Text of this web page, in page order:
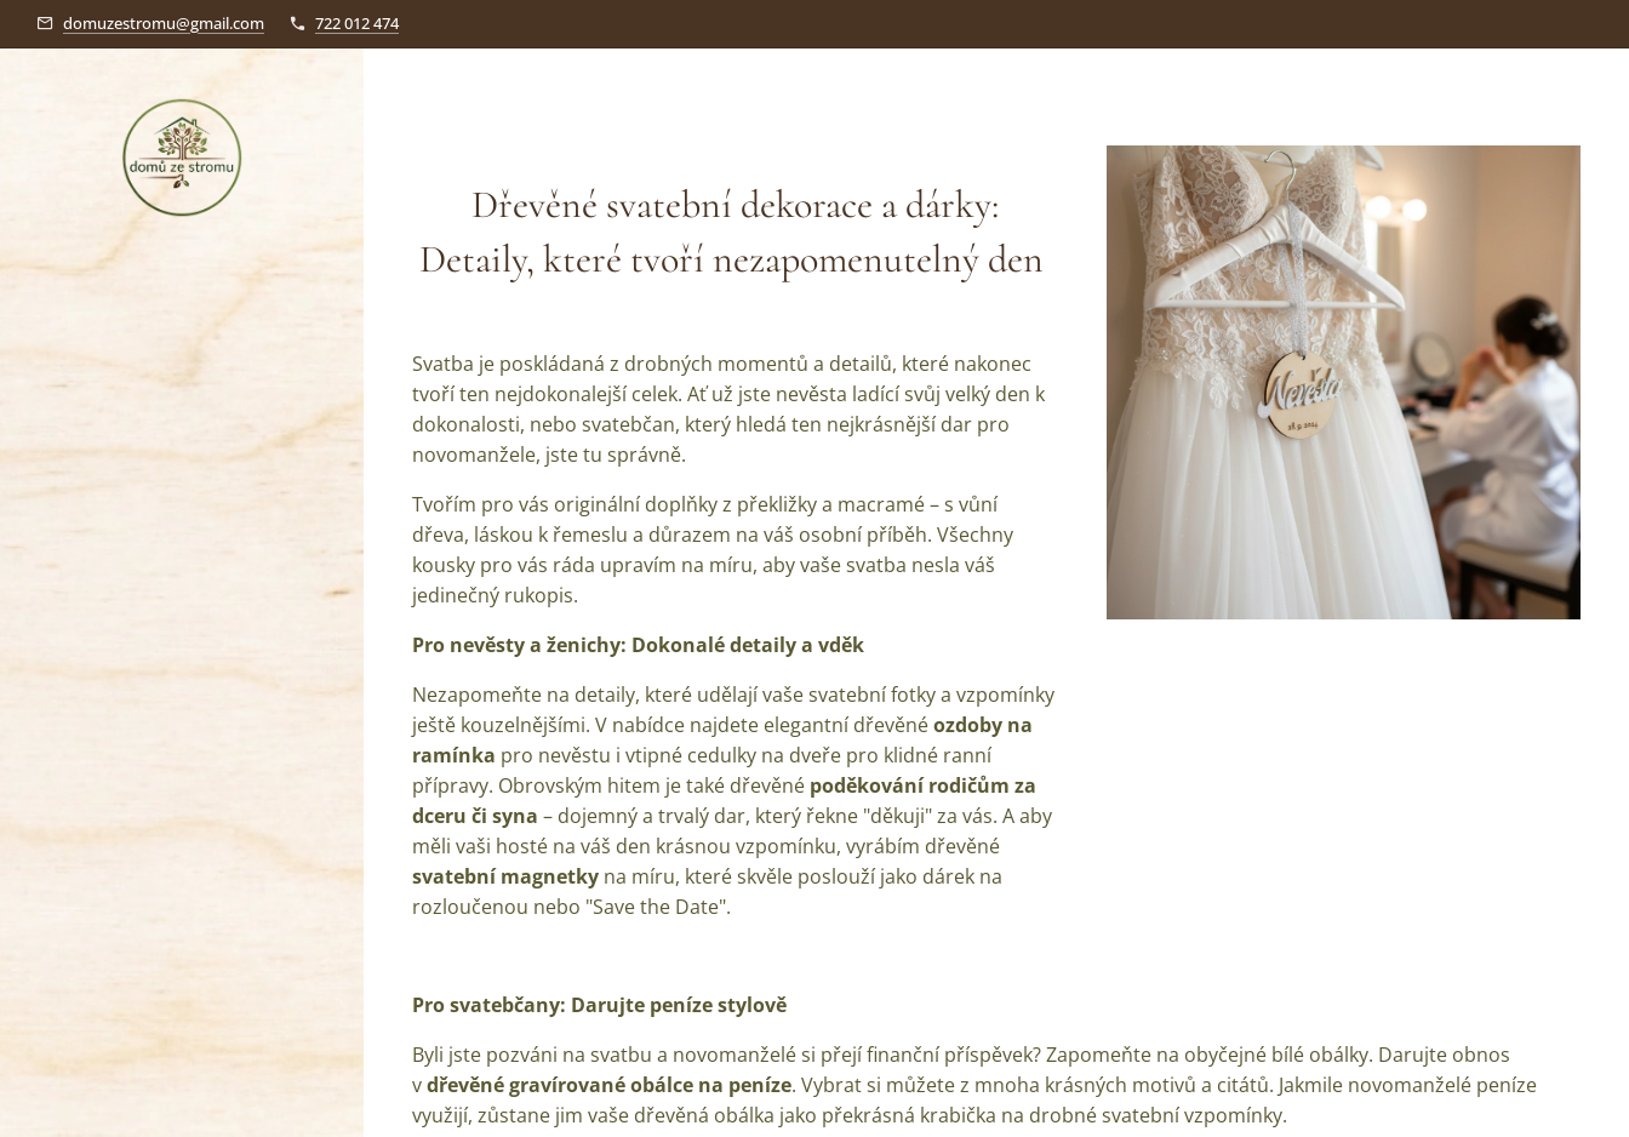
domuzestromu@gmail.com 722 012 474
Dřevěné svatební dekorace a dárky:
Detaily, které tvoří nezapomenutelný den
Svatba je poskládaná z drobných momentů a detailů, které nakonec
tvoří ten nejdokonalejší celek. Ať už jste nevěsta ladící svůj velký den k
dokonalosti, nebo svatebčan, který hledá ten nejkrásnější dar pro
novomanžele, jste tu správně.
Tvořím pro vás originální doplňky z překližky a macramé – s vůní
dřeva, láskou k řemeslu a důrazem na váš osobní příběh. Všechny
kousky pro vás ráda upravím na míru, aby vaše svatba nesla váš
jedinečný rukopis.
Pro nevěsty a ženichy: Dokonalé detaily a vděk
Nezapomeňte na detaily, které udělají vaše svatební fotky a vzpomínky
ještě kouzelnějšími. V nabídce najdete elegantní dřevěnéozdoby na
ramínka pro nevěstu i vtipné cedulky na dveře pro klidné ranní
přípravy. Obrovským hitem je také dřevěné poděkování rodičům za
dceru či syna – dojemný a trvalý dar, který řekne "děkuji" za vás. A aby
měli vaši hosté na váš den krásnou vzpomínku, vyrábím dřevěné
svatební magnetky na míru, které skvěle poslouží jako dárek na
rozloučenou nebo "Save the Date".
Pro svatebčany: Darujte peníze stylově
Byli jste pozváni na svatbu a novomanželé si přejí finanční příspěvek? Zapomeňte na obyčejné bílé obálky. Darujte obnos
vdřevěné gravírované obálce na peníze. Vybrat si můžete z mnoha krásných motivů a citátů. Jakmile novomanželé peníze
využijí, zůstane jim vaše dřevěná obálka jako překrásná krabička na drobné svatební vzpomínky.